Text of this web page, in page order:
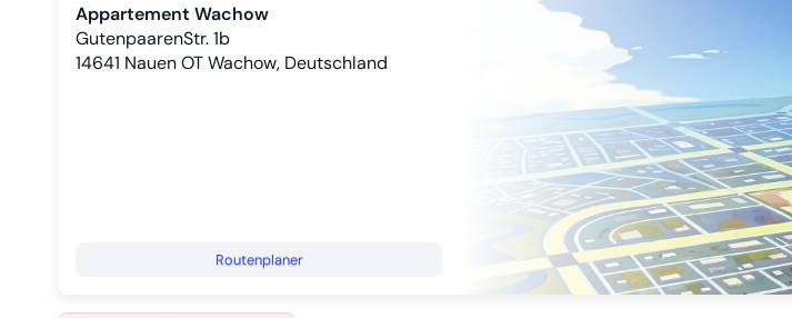
Appartement Wachow
GutenpaarenStr. 1b
14641 Nauen OT Wachow, Deutschland
Routenplaner